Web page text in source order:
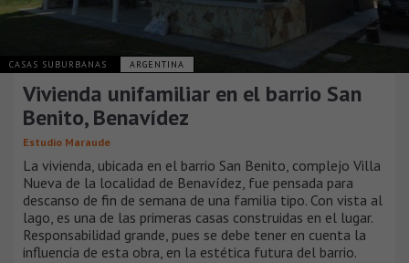
CASAS SUBURBANAS ARGENTINA
Vivienda unifamiliar en el barrio San
Benito, Benavídez
Estudio Maraude
La vivienda, ubicada en el barrio San Benito, complejo Villa
Nueva de la localidad de Benavídez, fue pensada para
descanso de fin de semana de una familia tipo. Con vista al
lago, es una de las primeras casas construidas en el lugar.
Responsabilidad grande, pues se debe tener en cuenta la
influencia de esta obra, en la estética futura del barrio.